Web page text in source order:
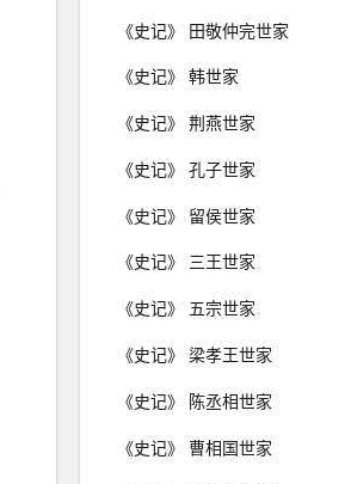
《史记》 田敬仲完世家
《史记》 韩世家
《史记》 荆燕世家
《史记》 孔子世家
《史记》 留侯世家
《史记》 三王世家
《史记》 五宗世家
《史记》 梁孝王世家
《史记》 陈丞相世家
《史记》 曹相国世家